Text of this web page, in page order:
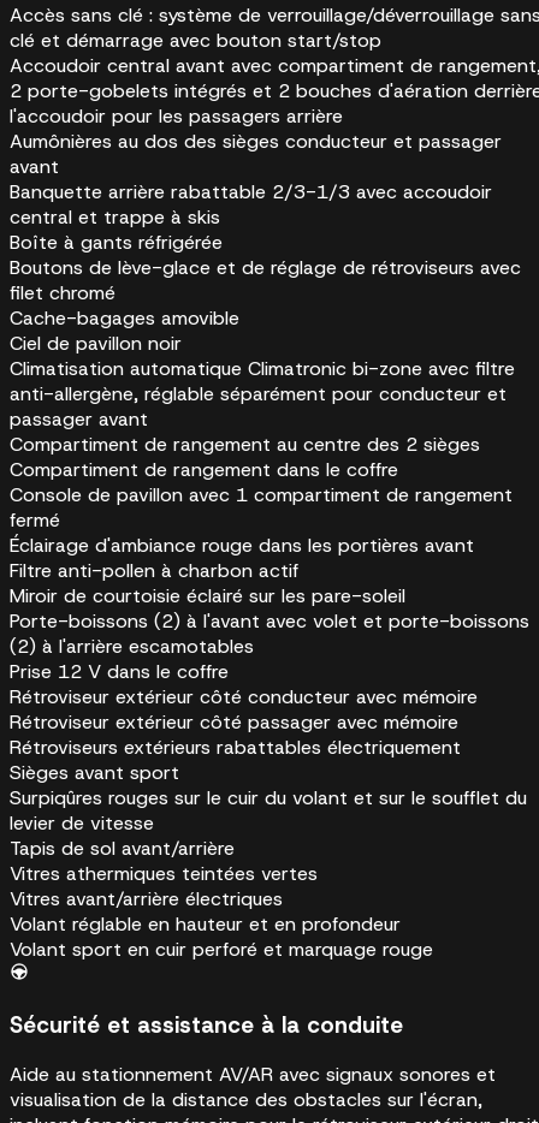
Accès sans clé : système de verrouillage/déverrouillage
clé et démarrage avec bouton start/stop
Accoudoir central avant avec compartiment de
2 porte-gobelets intégrés et 2 bouches d'aération
l'accoudoir pour les passagers arrière
Aumônières au dos des sièges conducteur et passager
avant
Banquette arrière rabattable 2/3-1/3 avec accoudoir
central et trappe à skis
Boîte à gants réfrigérée
Boutons de lève-glace et de réglage de rétroviseurs avec
filet chromé
Cache-bagages amovible
Ciel de pavillon noir
Climatisation automatique Climatronic bi-zone avec filtre
anti-allergène, réglable séparément pour conducteur et
passager avant
Compartiment de rangement au centre des 2 sièges
Compartiment de rangement dans le coffre
Console de pavillon avec 1 compartiment de rangement
fermé
Éclairage d'ambiance rouge dans les portières avant
Filtre anti-pollen à charbon actif
Miroir de courtoisie éclairé sur les pare-soleil
Porte-boissons (2) à l'avant avec volet et porte-boissons
(2) à l'arrière escamotables
Prise 12 V dans le coffre
Rétroviseur extérieur côté conducteur avec mémoire
Rétroviseur extérieur côté passager avec mémoire
Rétroviseurs extérieurs rabattables électriquement
Sièges avant sport
Surpiqûres rouges sur le cuir du volant et sur le soufflet du
levier de vitesse
Tapis de sol avant/arrière
Vitres athermiques teintées vertes
Vitres avant/arrière électriques
Volant réglable en hauteur et en profondeur
Volant sport en cuir perforé et marquage rouge
Sécurité et assistance à la conduite
Aide au stationnement AV/AR avec signaux sonores et
visualisation de la distance des obstacles sur l'écran,